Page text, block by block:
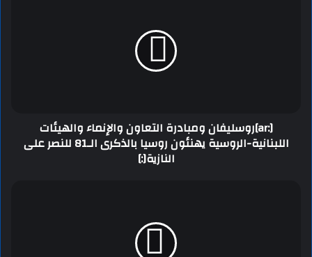
[:ar]روسليفان ومبادرة التعاون والإنماء والهيئات
اللبنانية-الروسية يهنئون روسيا بالذكرى الـ81 للنصر على
النازية[:]